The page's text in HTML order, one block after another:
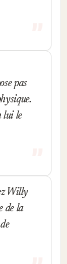
pas
lui le
Willy
de la